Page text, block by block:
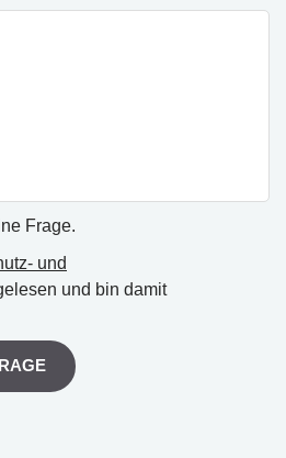
Frage.
und
und bin damit